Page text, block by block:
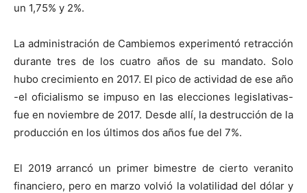
un 1,75% y 2%.
La administración de Cambiemos experimentó retracción
durante tres de los cuatro años de su mandato. Solo
hubo crecimiento en 2017. El pico de actividad de ese año
-el oficialismo se impuso en las elecciones legislativas-
fue en noviembre de 2017. Desde allí, la destrucción de la
producción en los últimos dos años fue del 7%.
El 2019 arrancó un primer bimestre de cierto veranito
financiero, pero en marzo volvió la volatilidad del dólar y